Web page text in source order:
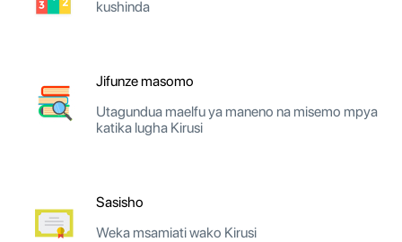
kushinda
Jifunze masomo
Utagundua maelfu ya maneno na misemo mpya
katika lugha Kirusi
Sasisho
Weka msamiati wako Kirusi